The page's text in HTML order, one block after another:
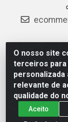
O nosso site
terceiros para
personalizada
relevante de
qualidade do
Aceito
AC Araujo
São